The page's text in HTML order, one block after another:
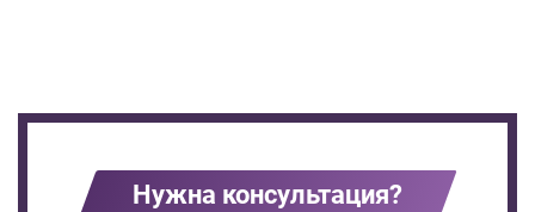
Нужна консультация?